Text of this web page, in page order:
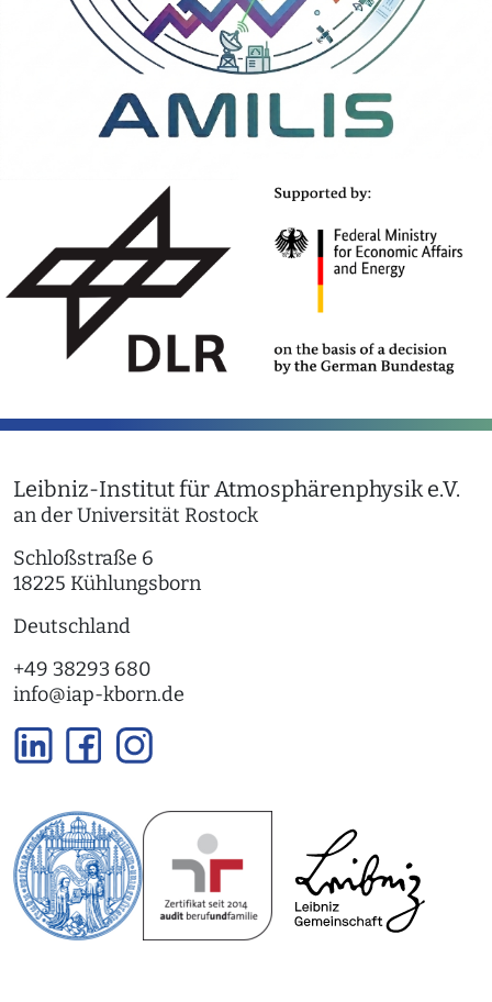
Leibniz-Institut für Atmosphärenphysik e.V.
an der Universität Rostock
Schloßstraße 6
18225 Kühlungsborn
Deutschland
+49 38293 680
info@iap-kborn.de